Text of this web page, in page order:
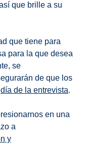
que brille a su
que tiene para
para la que desea
se
de que los
día de la entrevista.
en una
a
y